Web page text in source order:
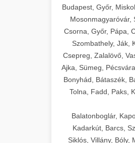
klinika
Technikák és
érdeklődésének
drámai
fellendülési
🎮 19. AI
Meta
Fejlett AI-alapú
hirdetési
Optimalizálja
🍞 20.
Professzionális
tésztakeverő
🔪 21.
Budapest, Győr,
Mosonmagyaróvár,
Csorna, Győr, Pápa,
Szombathely, Ják,
Csepreg, Zalalövő,
Ajka, Sümeg,
Bonyhád, Bátaszék,
Tolna, Fadd, Paks,
Balatonboglár,
Kadarkút, Barcs,
Siklós, Villány, Bóly,